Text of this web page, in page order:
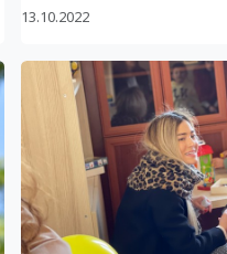
13.10.2022